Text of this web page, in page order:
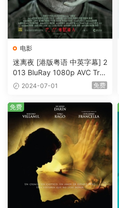
电影
迷离夜 [港版粤语 中英字幕] 2
013 BluRay 1080p AVC Tru
eHD5.1 [BDISO 22.64GB]
2024-07-01 免费
免费